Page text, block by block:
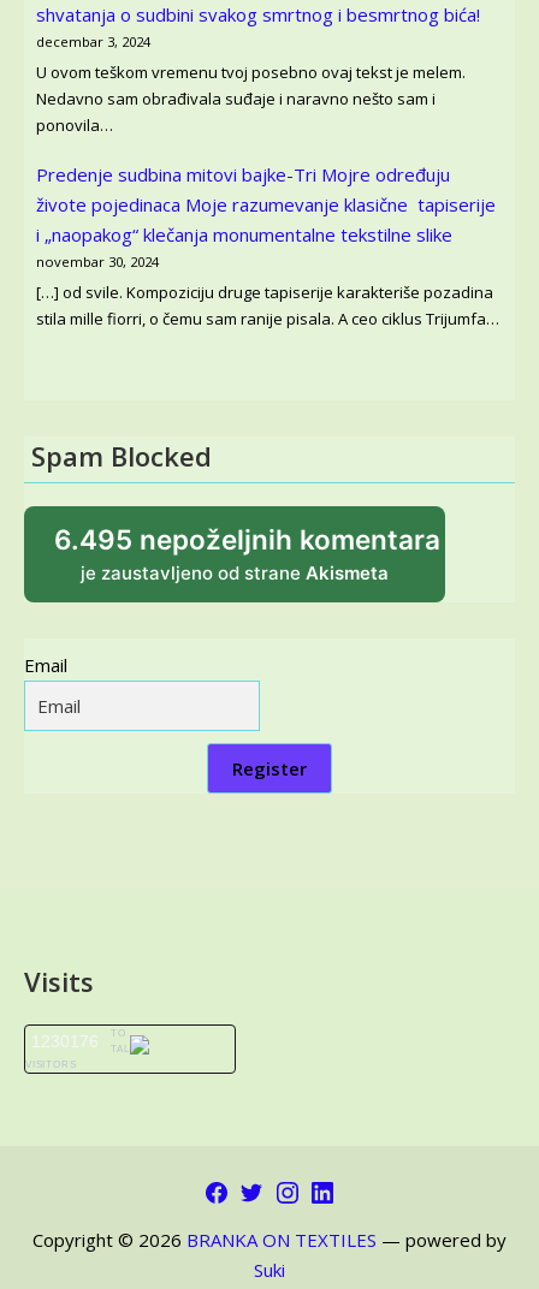
shvatanja o sudbini svakog smrtnog i besmrtnog bića!
decembar 3, 2024
U ovom teškom vremenu tvoj posebno ovaj tekst je melem.
Nedavno sam obrađivala suđaje i naravno nešto sam i
ponovila…
Predenje sudbina mitovi bajke-Tri Mojre određuju
živote pojedinaca Moje razumevanje klasične tapiserije
i „naopakog“ klečanja monumentalne tekstilne slike
novembar 30, 2024
[…] od svile. Kompoziciju druge tapiserije karakteriše pozadina
stila mille fiorri, o čemu sam ranije pisala. A ceo ciklus Trijumfa…
Spam Blocked
6.495 nepoželjnih komentara
je zaustavljeno od strane Akismeta
Email
Register
Visits
1230176
TO
TAL
VISITORS
Facebook
TwitterInstagram
LinkedIn
Copyright © 2026 BRANKA ON TEXTILES — powered by
Suki